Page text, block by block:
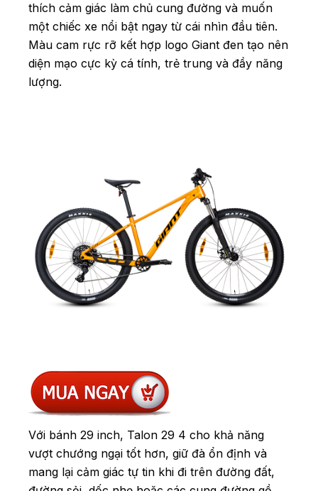
thích cảm giác làm chủ cung đường và muốn
một chiếc xe nổi bật ngay từ cái nhìn đầu tiên.
Màu cam rực rỡ kết hợp logo Giant đen tạo nên
diện mạo cực kỳ cá tính, trẻ trung và đầy năng
lượng.
Với bánh 29 inch, Talon 29 4 cho khả năng
vượt chướng ngại tốt hơn, giữ đà ổn định và
mang lại cảm giác tự tin khi đi trên đường đất,